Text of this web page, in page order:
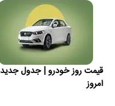
قیمت روز خودرو | جدول جدید
امروز